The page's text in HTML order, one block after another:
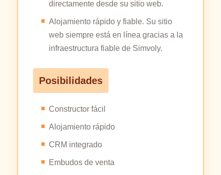
directamente desde su sitio web.
Alojamiento rápido y fiable. Su sitio
web siempre está en línea gracias a la
infraestructura fiable de Simvoly.
Posibilidades
Constructor fácil
Alojamiento rápido
CRM integrado
Embudos de venta